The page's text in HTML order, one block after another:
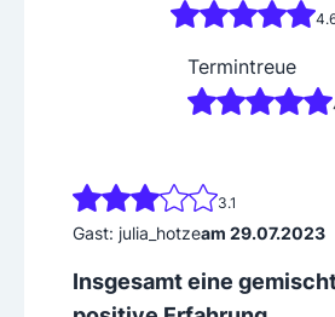
Termintreue
3.1
Gast: julia_hotzeam 29.07.2023
Insgesamt eine